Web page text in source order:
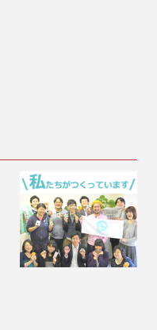
ですね✨
、素敵なイラスト
した～